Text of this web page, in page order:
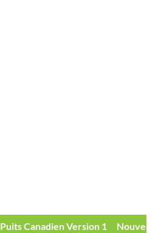
Puits Canadien Version 1 Nouvelle